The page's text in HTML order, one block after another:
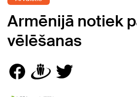
Armēnijā notiek
vēlēšanas